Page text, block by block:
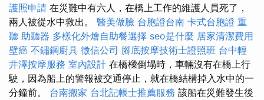
護照申請 在災難中有六人，在橋上工作的維護人員死了，
兩人被從水中救出。 醫美做臉 台胞證台南 卡式台胞證 重
聽 助聽器 多樣化外燴自助餐選擇 seo是什麼 居家清潔費用
壁癌 不鏽鋼廚具 徵信公司 腳底按摩技術士證照班 台中輕
井澤按摩服務 室內設計 在橋樑倒塌時，車輛沒有在橋上行
駛，因為船上的警報被交通停止，就在橋結構掉入水中的一
分鐘前。 台南搬家 台北記帳士推薦服務 該船在災難發生後